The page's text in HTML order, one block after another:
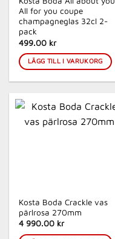
All for you coupe
champagneglas 32cl 2-
pack
499.00 kr
LÄGG TILL I VARUKORG
Kosta Boda Crackle vas
pärlrosa 270mm
4 990.00 kr